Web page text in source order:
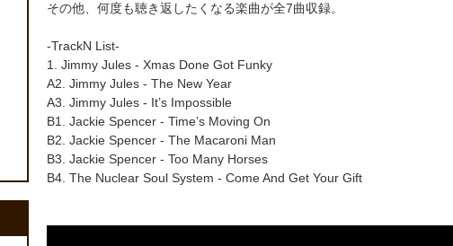
その他、何度も聴き返したくなる楽曲が全7曲収録。
-TrackN List-
1. Jimmy Jules - Xmas Done Got Funky
A2. Jimmy Jules - The New Year
A3. Jimmy Jules - It’s Impossible
B1. Jackie Spencer - Time’s Moving On
B2. Jackie Spencer - The Macaroni Man
B3. Jackie Spencer - Too Many Horses
B4. The Nuclear Soul System - Come And Get Your Gift